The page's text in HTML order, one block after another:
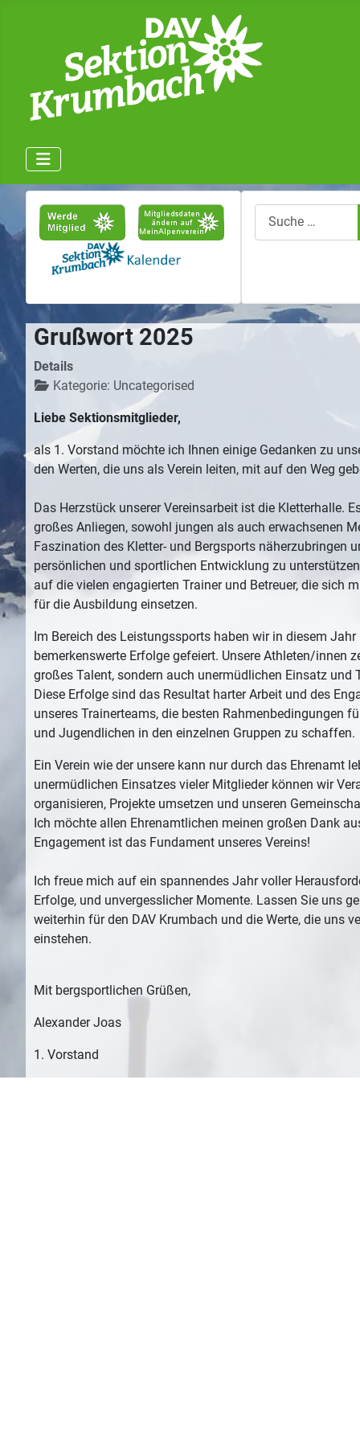
Grußwort 2025
Details
Kategorie: Uncategorised
Liebe Sektionsmitglieder,
als 1. Vorstand möchte ich Ihnen einige Gedanken zu
den Werten, die uns als Verein leiten, mit auf den Weg
Das Herzstück unserer Vereinsarbeit ist die Kletterhalle.
großes Anliegen, sowohl jungen als auch erwachsenen
Faszination des Kletter- und Bergsports näherzubringen
persönlichen und sportlichen Entwicklung zu
auf die vielen engagierten Trainer und Betreuer, die sich
für die Ausbildung einsetzen.
Im Bereich des Leistungssports haben wir in diesem Jahr
bemerkenswerte Erfolge gefeiert. Unsere Athleten/innen
großes Talent, sondern auch unermüdlichen Einsatz und
Diese Erfolge sind das Resultat harter Arbeit und des
unseres Trainerteams, die besten Rahmenbedingungen
und Jugendlichen in den einzelnen Gruppen zu schaffen.
Ein Verein wie der unsere kann nur durch das Ehrenamt
unermüdlichen Einsatzes vieler Mitglieder können wir
organisieren, Projekte umsetzen und unseren
Ich möchte allen Ehrenamtlichen meinen großen Dank
Engagement ist das Fundament unseres Vereins!
Ich freue mich auf ein spannendes Jahr voller
Erfolge, und unvergesslicher Momente. Lassen Sie uns
weiterhin für den DAV Krumbach und die Werte, die uns
einstehen.
Mit bergsportlichen Grüßen,
Alexander Joas
1. Vorstand